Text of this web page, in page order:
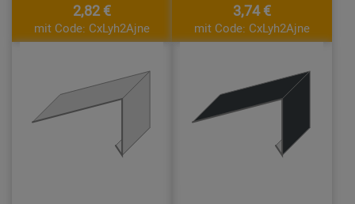
2,82 €
mit Code: CxLyh2Ajne
3,74 €
mit Code: CxLyh2Ajne